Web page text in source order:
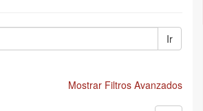
Ir
Mostrar Filtros Avanzados